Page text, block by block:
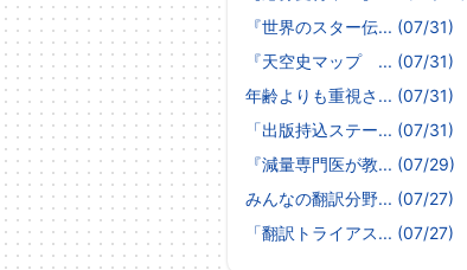
『世界のスター伝... (07/31)
『天空史マップ ... (07/31)
年齢よりも重視さ... (07/31)
「出版持込ステー... (07/31)
『減量専門医が教... (07/29)
みんなの翻訳分野... (07/27)
「翻訳トライアス... (07/27)